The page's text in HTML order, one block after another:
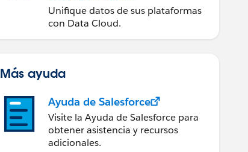
Cloud
Unifique datos de sus plataformas
con Data Cloud.
Más ayuda
Ayuda de Salesforce
Visite la Ayuda de Salesforce para
obtener asistencia y recursos
adicionales.